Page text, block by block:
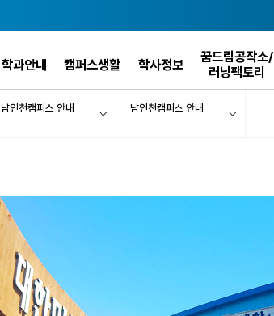
학과안내 캠퍼스생활 학사정보
꿈드림공작소/
러닝팩토리
남인천캠퍼스 안내 남인천캠퍼스 안내